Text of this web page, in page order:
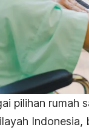
pilihan rumah
Indonesia,